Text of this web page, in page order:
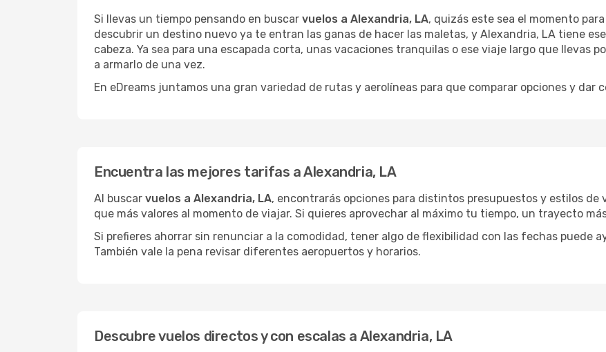
Si llevas un tiempo pensando en buscar vuelos a Alexandria, LA, quizás este sea el momento
descubrir un destino nuevo ya te entran las ganas de hacer las maletas, y Alexandria, LA tiene
cabeza. Ya sea para una escapada corta, unas vacaciones tranquilas o ese viaje largo que llevas
a armarlo de una vez.
En eDreams juntamos una gran variedad de rutas y aerolíneas para que comparar opciones y dar
Encuentra las mejores tarifas a Alexandria, LA
Al buscar vuelos a Alexandria, LA, encontrarás opciones para distintos presupuestos y estilos
que más valores al momento de viajar. Si quieres aprovechar al máximo tu tiempo, un trayecto
Si prefieres ahorrar sin renunciar a la comodidad, tener algo de flexibilidad con las fechas puede
También vale la pena revisar diferentes aeropuertos y horarios.
Descubre vuelos directos y con escalas a Alexandria, LA